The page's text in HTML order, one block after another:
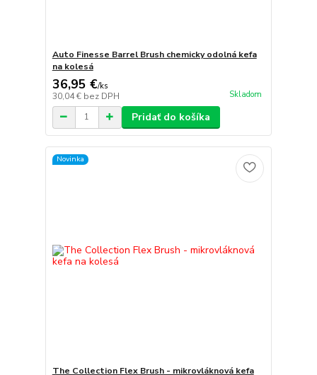
Auto Finesse Barrel Brush chemicky odolná kefa
na kolesá
36,95 €/ks
30,04 € bez DPH Skladom
Pridať do košíka
Novinka
The Collection Flex Brush - mikrovláknová kefa